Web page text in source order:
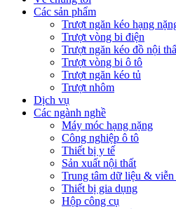
Các sản phẩm
Trượt ngăn kéo hạng
Trượt vòng bi điện
Trượt ngăn kéo đồ nội
Trượt vòng bi ô tô
Trượt ngăn kéo tủ
Trượt nhôm
Dịch vụ
Các ngành nghề
Máy móc hạng nặng
Công nghiệp ô tô
Thiết bị y tế
Sản xuất nội thất
Trung tâm dữ liệu & viễn
Thiết bị gia dụng
Hộp công cụ